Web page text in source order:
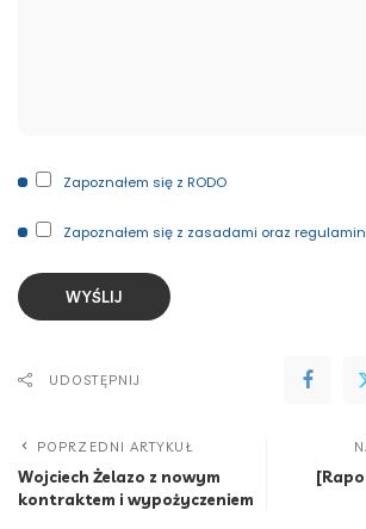
Zapoznałem się z RODO
Zapoznałem się z zasadami oraz
UDOSTĘPNIJ
POPRZEDNI ARTYKUŁ
Wojciech Żelazo z nowym
kontraktem i wypożyczeniem